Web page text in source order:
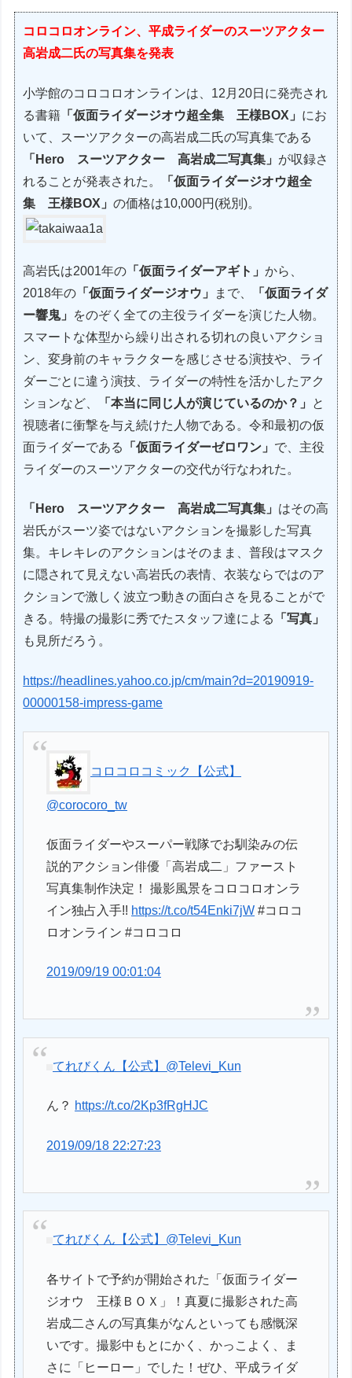
コロコロオンライン、平成ライダーのスーツアクター
高岩成二氏の写真集を発表
小学館のコロコロオンラインは、12月20日に発売され
る書籍 「仮面ライダージオウ超全集 王様BOX」 にお
いて、スーツアクターの高岩成二氏の写真集である
「Hero スーツアクター 高岩成二写真集」 が収録さ
れることが発表された。
「仮面ライダージオウ超全
集 王様BOX」の価格は10,000円(税別)。
高岩氏は2001年の 「仮面ライダーアギト」から、
2018年の 「仮面ライダージオウ」 まで、
「仮面ライダ
ー響鬼」
をのぞく全ての主役ライダーを演じた人物。
スマートな体型から繰り出される切れの良いアクショ
ン、変身前のキャラクターを感じさせる演技や、ライ
ダーごとに違う演技、ライダーの特性を活かしたアク
ションなど、
「本当に同じ人が演じているのか？」
と
視聴者に衝撃を与え続けた人物である。令和最初の仮
面ライダーである
「仮面ライダーゼロワン」 で、主役
ライダーのスーツアクターの交代が行なわれた。
「Hero スーツアクター 高岩成二写真集」 はその高
岩氏がスーツ姿ではないアクションを撮影した写真
集。キレキレのアクションはそのまま、普段はマスク
に隠されて見えない高岩氏の表情、衣装ならではのア
クションで激しく波立つ動きの面白さを見ることがで
きる。特撮の撮影に秀でたスタッフ達による
「写真」
も見所だろう。
https://headlines.yahoo.co.jp/cm/main?d=20190919-
00000158-impress-game
コロコロコミック【公式】
@corocoro_tw
仮面ライダーやスーパー戦隊でお馴染みの伝
説的アクション俳優「高岩成二」ファースト
写真集制作決定！ 撮影風景をコロコロオンラ
イン独占入手!! https://t.co/t54Enki7jW #コロコ
ロオンライン #コロコロ
2019/09/19 00:01:04
てれびくん【公式】 @Televi_Kun
ん？ https://t.co/2Kp3fRgHJC
2019/09/18 22:27:23
てれびくん【公式】 @Televi_Kun
各サイトで予約が開始された「仮面ライダー
ジオウ 王様ＢＯＸ」！真夏に撮影された高
岩成二さんの写真集がなんといっても感慨深
いです。撮影中もとにかく、かっこよく、ま
さに「ヒーロー」でした！ぜひ、平成ライダ